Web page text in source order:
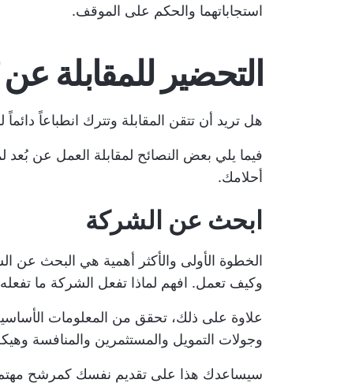
استجاباتهما والحكم على الموقف.
التحضير للمقابلة
هل تريد أن تتقن المقابلة وتترك انطباعاً
فيما يلي بعض النصائح لمقابلة العمل عن
أحلامك.
ابحث عن الشركة
الخطوة الأولى والأكثر أهمية هي البحث عن
وكيف تعمل. افهم لماذا تفعل الشركة ما
علاوة على ذلك، تحقق من المعلومات
وجولات التمويل والمستثمرين والمنافسة
سيساعدك هذا على تقديم نفسك كمرشح مهتم